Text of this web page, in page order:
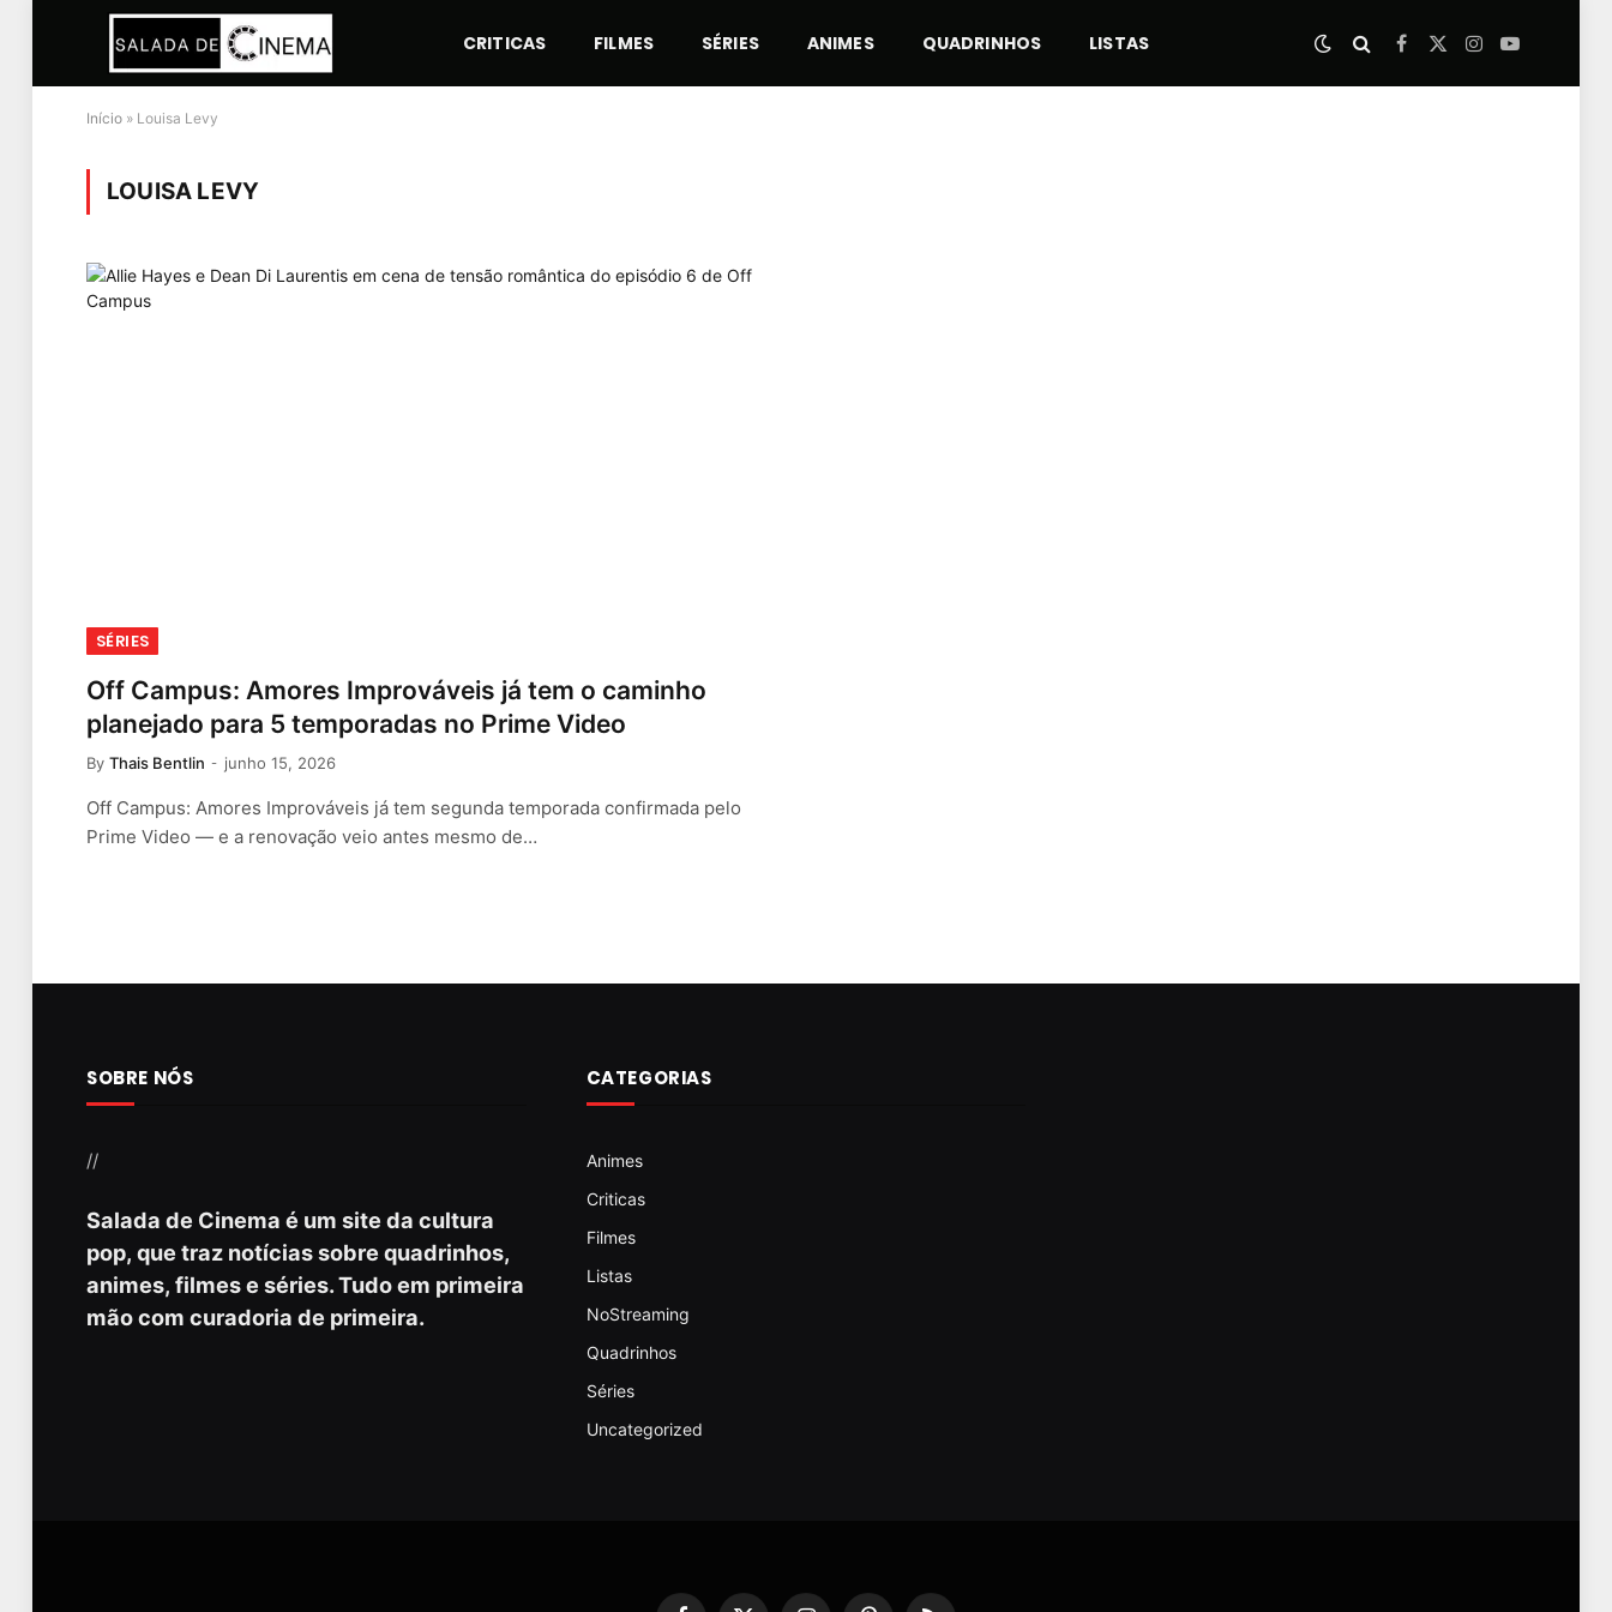
CRITICAS FILMES SÉRIES ANIMES QUADRINHOS LISTAS Facebook
X
Instagram
YouTube
Início » Louisa Levy
LOUISA LEVY
SÉRIES
Off Campus: Amores Improváveis já tem o caminho
planejado para 5 temporadas no Prime Video
By Thais Bentlin junho 15, 2026
Off Campus: Amores Improváveis já tem segunda temporada confirmada pelo
Prime Video — e a renovação veio antes mesmo de…
SOBRE NÓS
//
Salada de Cinema é um site da cultura
pop, que traz notícias sobre quadrinhos,
animes, filmes e séries. Tudo em primeira
mão com curadoria de primeira.
CATEGORIAS
Animes
Criticas
Filmes
Listas
NoStreaming
Quadrinhos
Séries
Uncategorized